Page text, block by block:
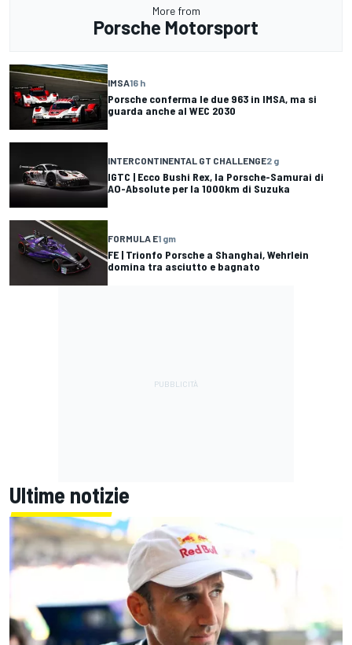
More from
Porsche Motorsport
IMSA16 h
Porsche conferma le due 963 in IMSA, ma si
guarda anche al WEC 2030
INTERCONTINENTAL GT CHALLENGE2 g
IGTC | Ecco Bushi Rex, la Porsche-Samurai di
AO-Absolute per la 1000km di Suzuka
FORMULA E1 gm
FE | Trionfo Porsche a Shanghai, Wehrlein
domina tra asciutto e bagnato
Ultime notizie